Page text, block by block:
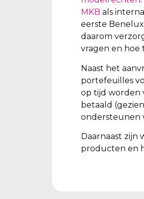
MKB als
eerste
daarom
vragen en hoe
Naast het
portefeuilles
op tijd worden
betaald
ondersteunen
Daarnaast
producten en